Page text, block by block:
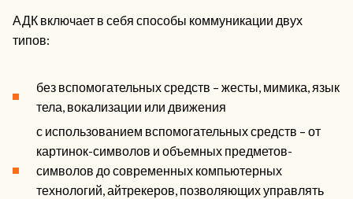
АДК включает в себя способы коммуникации двух
типов:
без вспомогательных средств – жесты, мимика, язык
тела, вокализации или движения
с использованием вспомогательных средств – от
картинок-символов и объемных предметов-
символов до современных компьютерных
технологий, айтрекеров, позволяющих управлять